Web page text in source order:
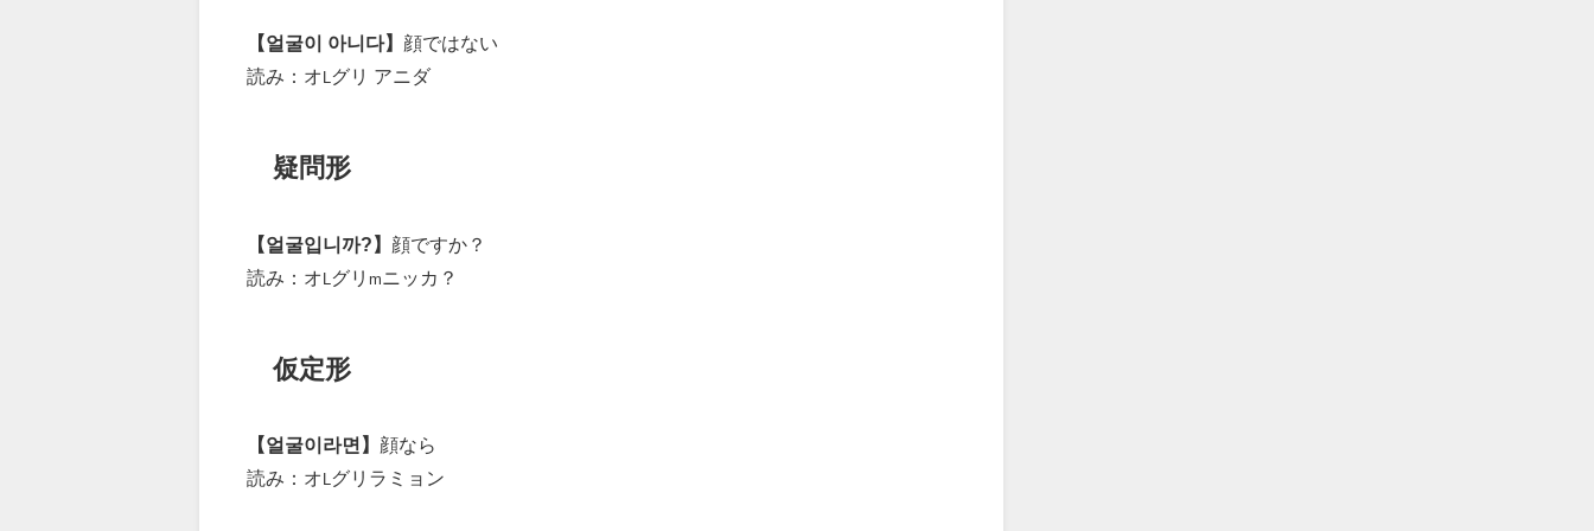
【얼굴이 아니다】 顔ではない
読み：オ グリ アニダ
疑問形
【얼굴입니까?】 顔ですか？
読み：オ グリ m ニッカ？
仮定形
【얼굴이라면】 顔なら
読み：オ グリラミョン